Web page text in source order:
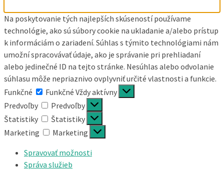
Na poskytovanie tých najlepších skúseností používame
technológie, ako sú súbory cookie na ukladanie a/alebo prístup
k informáciám o zariadení. Súhlas s týmito technológiami nám
umožní spracovávať údaje, ako je správanie pri prehliadaní
alebo jedinečné ID na tejto stránke. Nesúhlas alebo odvolanie
súhlasu môže nepriaznivo ovplyvniť určité vlastnosti a funkcie.
Funkčné
Funkčné Vždy aktívny
Predvoľby
Predvoľby
Štatistiky
Štatistiky
Marketing
Marketing
Spravovať možnosti
Správa služieb